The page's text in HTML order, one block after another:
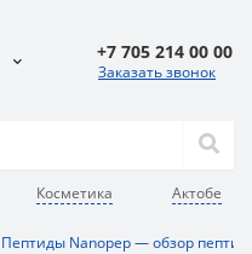
Косметика Актобе
+7 705 214 00 00
Заказать звонок
Пептиды Nanopep — обзор